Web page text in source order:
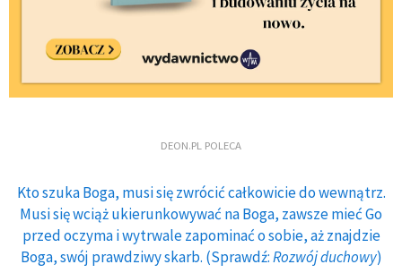
DEON.PL POLECA
Kto szuka Boga, musi się zwrócić całkowicie do wewnątrz.
Musi się wciąż ukierunkowywać na Boga, zawsze mieć Go
przed oczyma i wytrwale zapominać o sobie, aż znajdzie
Boga, swój prawdziwy skarb. (Sprawdź:Rozwój duchowy)